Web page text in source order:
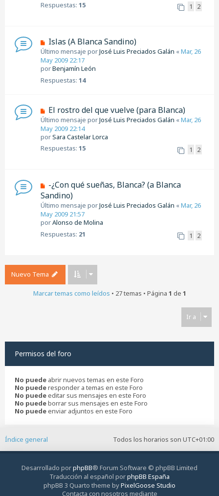
Respuestas: 15 1 2
Islas (A Blanca Sandino)
Último mensaje porJosé Luis Preciados Galán «Mar, 26
May 2009 22:17
porBenjamín León
Respuestas: 14
El rostro del que vuelve (para Blanca)
Último mensaje porJosé Luis Preciados Galán «Mar, 26
May 2009 22:14
porSara Castelar Lorca
Respuestas: 15 1 2
-¿Con qué sueñas, Blanca? (a Blanca
Sandino)
Último mensaje porJosé Luis Preciados Galán «Mar, 26
May 2009 21:57
porAlonso de Molina
Respuestas: 21 1 2
Nuevo Tema
Marcar temas como leídos • 27 temas • Página 1 de 1
Ir a
Permisos del foro
No puede abrir nuevos temas en este Foro
No puederesponder a temas en este Foro
No puedeeditar sus mensajes en este Foro
No puedeborrar sus mensajes en este Foro
No puedeenviar adjuntos en este Foro
Todos los horarios son UTC+01:00
Índice general
Desarrollado porphpBB® Forum Software © phpBB Limited
Traducción al español porphpBB España
phpBB 3 Quarto theme byPixelGoose Studio
Contacta con nosotros mediante